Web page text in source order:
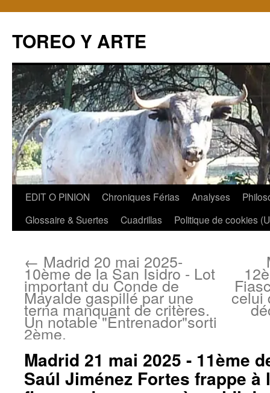
TOREO Y ARTE
Aller
EDIT O PINION Chroniques Férias Analyses
Glossaire & Suertes
Cuadrillas Politique de cookies
← Madrid 20 mai 2025-
10ème de la San Isidro - Lot
important du Conde de
Mayalde gaspillé par une
terna manquant de critères.
Un notable "Entrenador"sorti
2ème.
celui
Madrid 21 mai 2025 - 11ème
Saúl Jiménez Fortes frappe à